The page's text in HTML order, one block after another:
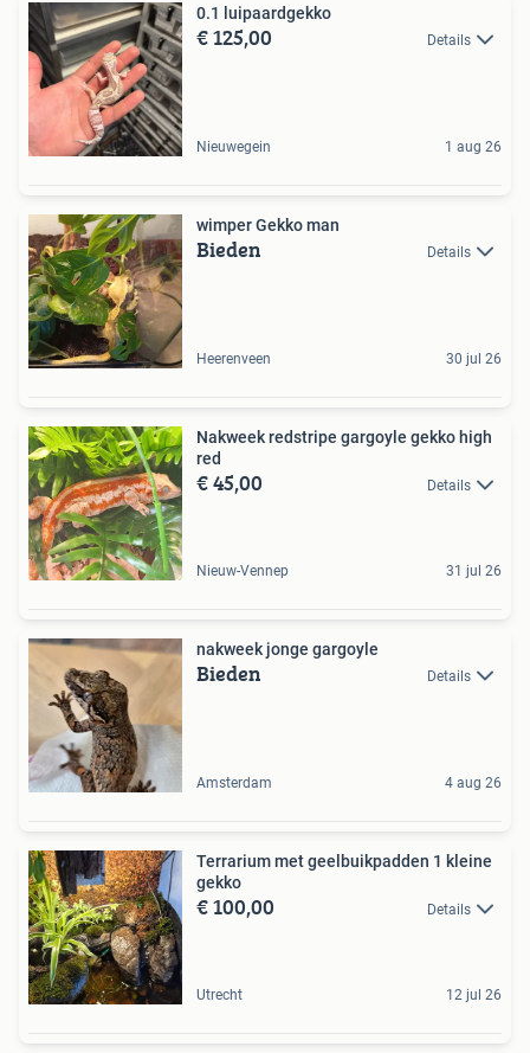
0.1 luipaardgekko
€ 125,00 Details
Nieuwegein 1 aug 26
wimper Gekko man
Bieden Details
Heerenveen 30 jul 26
Nakweek redstripe gargoyle gekko high
red
€ 45,00 Details
Nieuw-Vennep 31 jul 26
nakweek jonge gargoyle
Bieden Details
Amsterdam 4 aug 26
Terrarium met geelbuikpadden 1 kleine
gekko
€ 100,00 Details
Utrecht 12 jul 26